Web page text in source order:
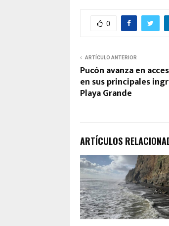
0
ARTÍCULO ANTERIOR
Pucón avanza en
en sus principales
Playa Grande
ARTÍCULOS